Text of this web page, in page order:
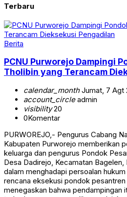
Terbaru
Berita
PCNU Purworejo Dampingi
Tholibin yang Terancam
calendar_monthJumat, 7 Agt
account_circleadmin
visibility20
0Komentar
PURWOREJO,- Pengurus Cabang
Kabupaten Purworejo memberikan
keluarga dan pengurus Pondok
Desa Dadirejo, Kecamatan
dalam menghadapi persoalan
rencana eksekusi pondok
menegaskan bahwa pendampingan